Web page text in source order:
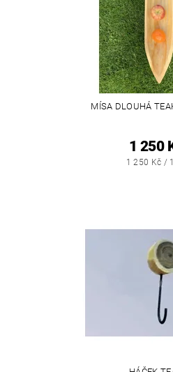
MÍSA DLOUHÁ
1 250
1 250 Kč /